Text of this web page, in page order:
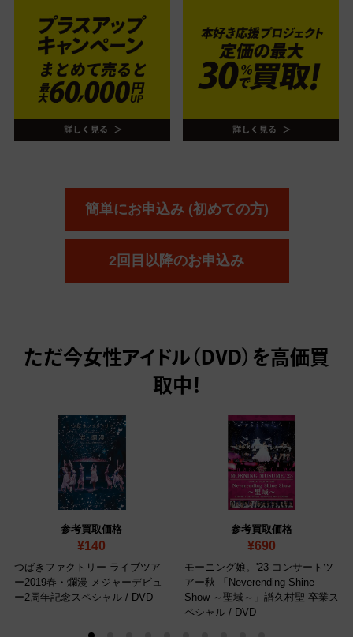
簡単にお申込み (初めての方)
2回目以降のお申込み
ただ今女性アイドル（DVD）を高価買
取中！
参考買取価格
¥140
つばきファクトリー ライブツア
ー2019春・爛漫 メジャーデビュ
ー2周年記念スペシャル / DVD
参考買取価格
¥690
モーニング娘。'23 コンサートツ
アー秋 「Neverending Shine
Show ～聖域～」譜久村聖 卒業ス
ペシャル / DVD